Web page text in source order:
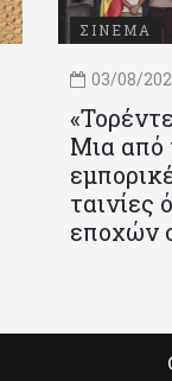
ΣΙΝΕΜΑ
03/08/
Mια από
ταινίες
εποχών